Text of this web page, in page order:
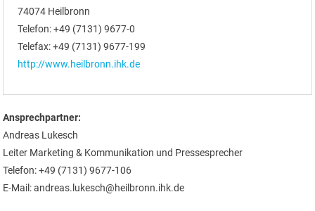
74074 Heilbronn
Telefon: +49 (7131) 9677-0
Telefax: +49 (7131) 9677-199
http://www.heilbronn.ihk.de
Ansprechpartner:
Andreas Lukesch
Leiter Marketing & Kommunikation und Pressesprecher
Telefon: +49 (7131) 9677-106
E-Mail: andreas.lukesch@heilbronn.ihk.de